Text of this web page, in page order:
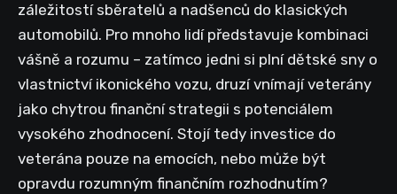
záležitostí sběratelů a nadšenců do klasických
automobilů. Pro mnoho lidí představuje kombinaci
vášně a rozumu – zatímco jedni si plní dětské sny o
vlastnictví ikonického vozu, druzí vnímají veterány
jako chytrou finanční strategii s potenciálem
vysokého zhodnocení. Stojí tedy investice do
veterána pouze na emocích, nebo může být
opravdu rozumným finančním rozhodnutím?